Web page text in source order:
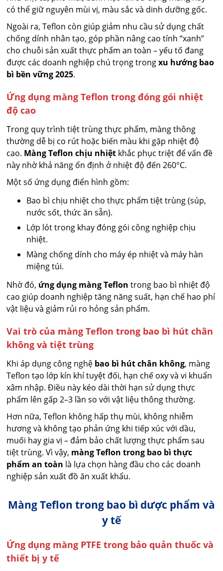
có thể giữ nguyên mùi vị, màu sắc và dinh dưỡng gốc.
Ngoài ra, Teflon còn giúp giảm nhu cầu sử dụng chất
chống dính nhân tạo, góp phần nâng cao tính “xanh”
cho chuỗi sản xuất thực phẩm an toàn – yếu tố đang
được các doanh nghiệp chú trọng trongxu hướng bao
bì bền vững 2025.
Ứng dụng màng Teflon trong đóng gói nhiệt
độ cao
Trong quy trình tiệt trùng thực phẩm, màng thông
thường dễ bị co rút hoặc biến màu khi gặp nhiệt độ
cao. Màng Teflon chịu nhiệt khắc phục triệt để vấn đề
này nhờ khả năng ổn định ở nhiệt độ đến 260°C.
Một số ứng dụng điển hình gồm:
Bao bì chịu nhiệt cho thực phẩm tiệt trùng (súp,
nước sốt, thức ăn sẵn).
Lớp lót trong khay đóng gói công nghiệp chịu
nhiệt.
Màng chống dính cho máy ép nhiệt và máy hàn
miệng túi.
Nhờ đó, ứng dụng màng Teflon trong bao bì nhiệt độ
cao giúp doanh nghiệp tăng năng suất, hạn chế hao phí
vật liệu và giảm rủi ro hỏng sản phẩm.
Vai trò của màng Teflon trong bao bì hút chân
không và tiệt trùng
Khi áp dụng công nghệ bao bì hút chân không, màng
Teflon tạo lớp kín khí tuyệt đối, hạn chế oxy và vi khuẩn
xâm nhập. Điều này kéo dài thời hạn sử dụng thực
phẩm lên gấp 2–3 lần so với vật liệu thông thường.
Hơn nữa, Teflon không hấp thụ mùi, không nhiễm
hương và không tạo phản ứng khi tiếp xúc với dầu,
muối hay gia vị – đảm bảo chất lượng thực phẩm sau
tiệt trùng. Vì vậy, màng Teflon trong bao bì thực
phẩm an toàn là lựa chọn hàng đầu cho các doanh
nghiệp sản xuất đồ ăn xuất khẩu.
Màng Teflon trong bao bì dược phẩm và
y tế
Ứng dụng màng PTFE trong bảo quản thuốc và
thiết bị y tế